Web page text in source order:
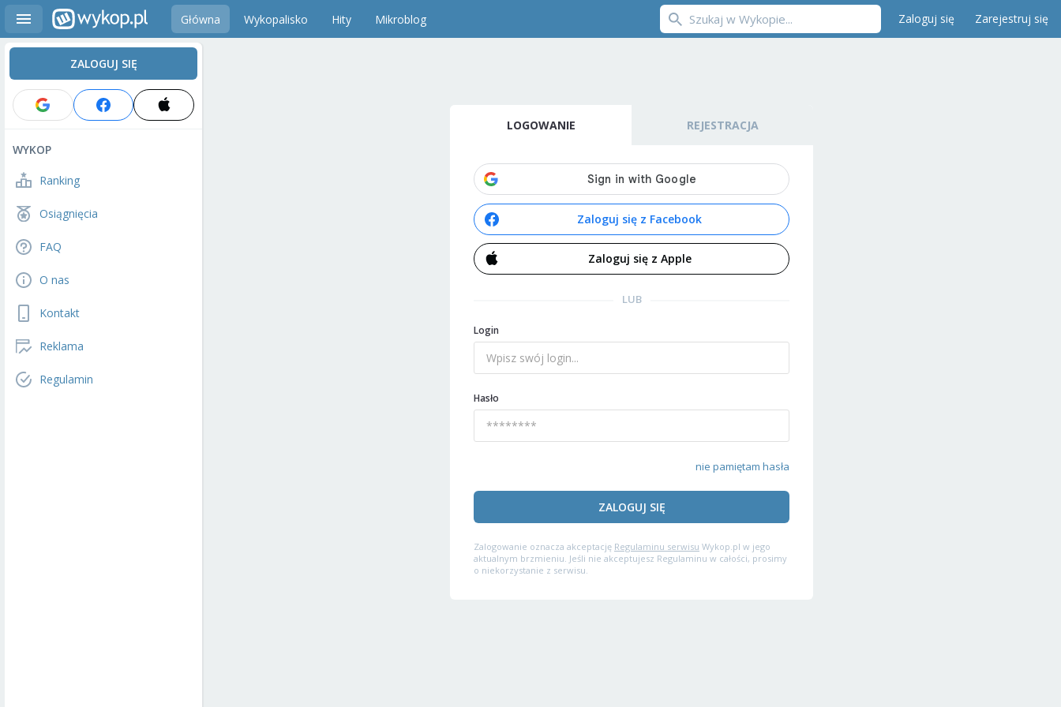
Główna Wykopalisko Hity Mikroblog Zaloguj się Zarejestruj się
ZALOGUJ SIĘ
WYKOP
Ranking
Osiągnięcia
FAQ
O nas
Kontakt
Reklama
Regulamin
LOGOWANIE REJESTRACJA
Zaloguj się z Facebook
Zaloguj się z Apple
LUB
Login
Hasło
nie pamiętam hasła
ZALOGUJ SIĘ
Zalogowanie oznacza akceptację Regulaminu serwisu Wykop.pl w jego
aktualnym brzmieniu. Jeśli nie akceptujesz Regulaminu w całości, prosimy
o niekorzystanie z serwisu.